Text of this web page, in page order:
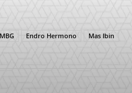
Endro Hermono
Mas Ibin